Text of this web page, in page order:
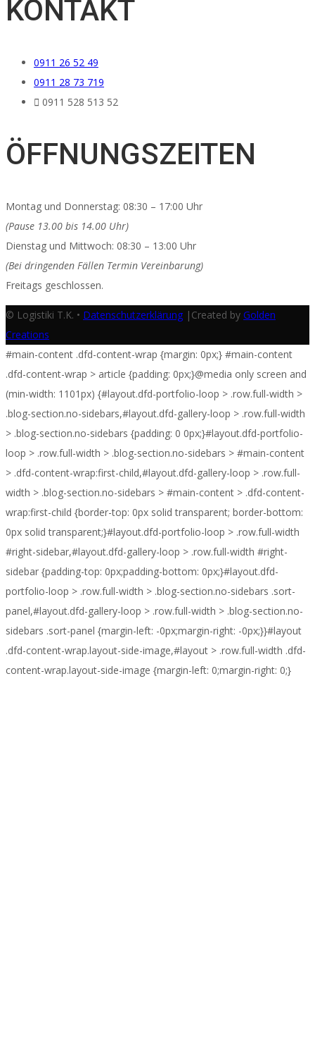
KONTAKT
0911 26 52 49
0911 28 73 719
0911 528 513 52
ÖFFNUNGSZEITEN
Μοntag und Donnerstag: 08:30 – 17:00 Uhr
(Pause 13.00 bis 14.00 Uhr)
Dienstag und Mittwoch: 08:30 – 13:00 Uhr
(Bei dringenden Fällen Termin Vereinbarung)
Freitags geschlossen.
© Logistiki T.K. • Datenschutzerklärung |Created by Golden
Creations
#main-content .dfd-content-wrap {margin: 0px;} #main-content
.dfd-content-wrap > article {padding: 0px;}@media only screen and
(min-width: 1101px) {#layout.dfd-portfolio-loop > .row.full-width >
.blog-section.no-sidebars,#layout.dfd-gallery-loop > .row.full-width
> .blog-section.no-sidebars {padding: 0 0px;}#layout.dfd-portfolio-
loop > .row.full-width > .blog-section.no-sidebars > #main-content
> .dfd-content-wrap:first-child,#layout.dfd-gallery-loop > .row.full-
width > .blog-section.no-sidebars > #main-content > .dfd-content-
wrap:first-child {border-top: 0px solid transparent; border-bottom:
0px solid transparent;}#layout.dfd-portfolio-loop > .row.full-width
#right-sidebar,#layout.dfd-gallery-loop > .row.full-width #right-
sidebar {padding-top: 0px;padding-bottom: 0px;}#layout.dfd-
portfolio-loop > .row.full-width > .blog-section.no-sidebars .sort-
panel,#layout.dfd-gallery-loop > .row.full-width > .blog-section.no-
sidebars .sort-panel {margin-left: -0px;margin-right: -0px;}}#layout
.dfd-content-wrap.layout-side-image,#layout > .row.full-width .dfd-
content-wrap.layout-side-image {margin-left: 0;margin-right: 0;}